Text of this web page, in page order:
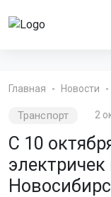
Главная Новости
Транспорт 2
С 10